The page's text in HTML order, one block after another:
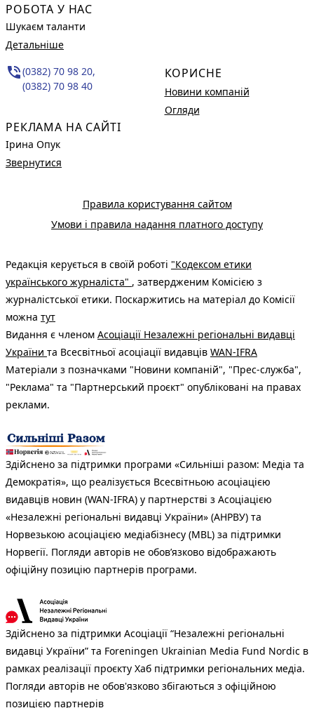
РОБОТА У НАС
Шукаєм таланти
Детальніше
phone_in_talk(0382) 70 98 20,
(0382) 70 98 40
РЕКЛАМА НА САЙТІ
Ірина Опук
Звернутися
КОРИСНЕ
Новини компаній
Огляди
Правила користування сайтом
Умови і правила надання платного доступу
Редакція керується в своїй роботі "Кодексом етики
українського журналіста" , затвердженим Комісією з
журналістської етики. Поскаржитись на матеріал до Комісії
можна тут
Видання є членом Асоціації Незалежні регіональні видавці
України та Всесвітньої асоціації видавців WAN-IFRA
Матеріали з позначками "Новини компаній", "Прес-служба",
"Реклама" та "Партнерський проєкт" опубліковані на правах
реклами.
Здійснено за підтримки програми «Сильніші разом: Медіа та
Демократія», що реалізується Всесвітньою асоціацією
видавців новин (WAN-IFRA) у партнерстві з Асоціацією
«Незалежні регіональні видавці України» (АНРВУ) та
Норвезькою асоціацією медіабізнесу (MBL) за підтримки
Норвегії. Погляди авторів не обов’язково відображають
офіційну позицію партнерів програми.
Здійснено за підтримки Асоціації “Незалежні регіональні
видавці України” та Foreningen Ukrainian Media Fund Nordic в
рамках реалізації проєкту Хаб підтримки регіональних медіа.
Погляди авторів не обов'язково збігаються з офіційною
позицією партнерів